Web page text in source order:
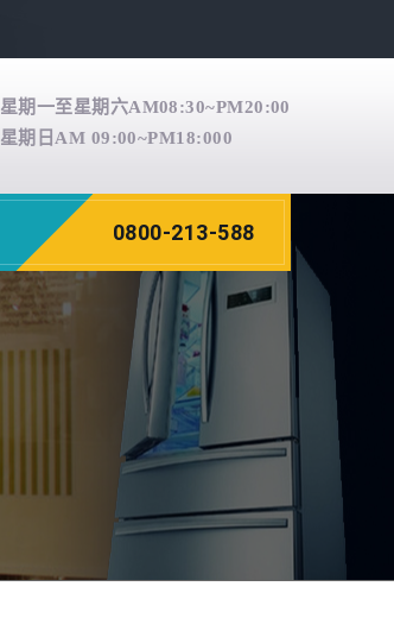
星期一至星期六AM08:30~PM20:00
星期日AM 09:00~PM18:000
0800-213-588